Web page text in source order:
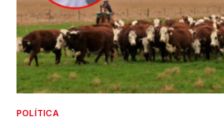
POLÍTICA